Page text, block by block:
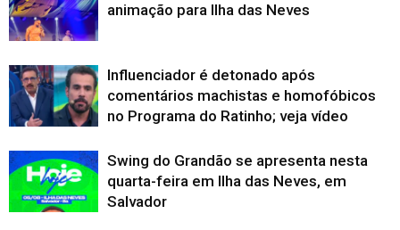
animação para Ilha das Neves
Influenciador é detonado após
comentários machistas e homofóbicos
no Programa do Ratinho; veja vídeo
Swing do Grandão se apresenta nesta
quarta-feira em Ilha das Neves, em
Salvador